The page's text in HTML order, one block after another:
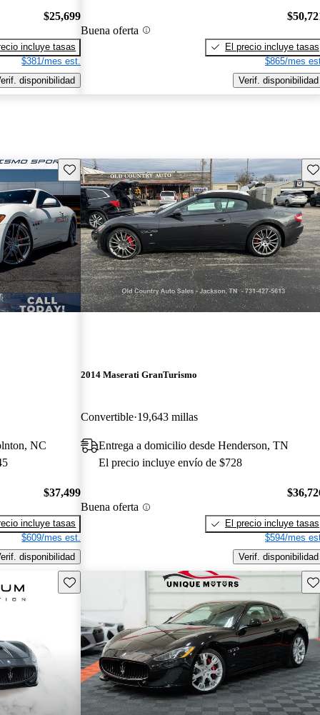
$25,699
incluye tasas
$381/mes est.
disponibilidad
Buena oferta
El precio incluye tasas
$865/mes
Verif. disponibilidad
Guarda este Aviso
NC
$37,499
incluye tasas
$609/mes est.
disponibilidad
2014 Maserati GranTurismo
Convertible 19,643 millas
Entrega a domicilio desde Henderson, TN
El precio incluye envío de $728
Buena oferta
El precio incluye tasas
$594/mes
Verif. disponibilidad
Guarda este Aviso